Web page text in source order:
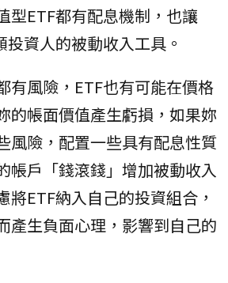
型ETF都有配息機制，也讓
投資人的被動收入工具。
有風險，ETF也有可能在價格
的帳面價值產生虧損，如果妳
風險，配置一些具有配息性質
帳戶「錢滾錢」增加被動收入
將ETF納入自己的投資組合，
產生負面心理，影響到自己的